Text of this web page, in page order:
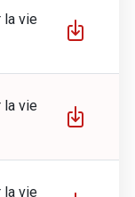
la vie
la vie
la vie